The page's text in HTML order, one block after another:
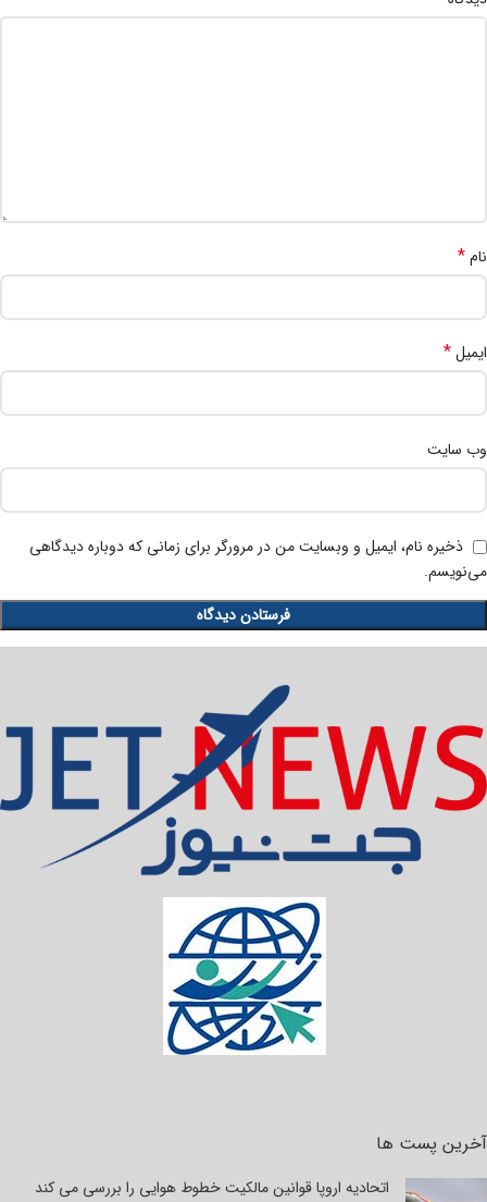
نام*
ایمیل*
وب‌ سایت
ذخیره نام، ایمیل و وبسایت من در مرورگر برای زمانی که دوباره دیدگاهی
می‌نویسم.
آخرین پست ها
اتحادیه اروپا قوانین مالکیت خطوط هوایی را بررسی می کند